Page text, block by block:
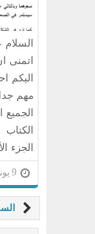
اتمنى
اليكم
مهم
الجزء
9 يونيو, 2013